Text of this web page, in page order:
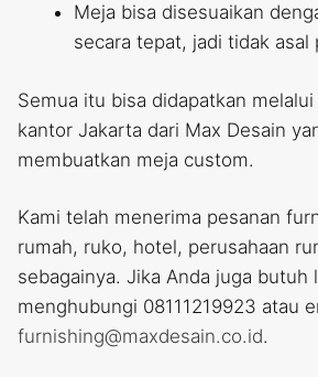
Meja bisa disesuaikan
secara tepat, jadi tidak asal
Semua itu bisa didapatkan
kantor Jakarta dari Max Desain
membuatkan meja custom.
Kami telah menerima pesanan
rumah, ruko, hotel, perusahaan
sebagainya. Jika Anda juga butuh
menghubungi 08111219923 atau
furnishing@maxdesain.co.id.